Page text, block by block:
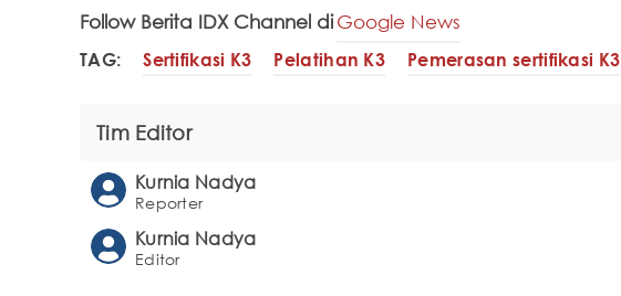
Follow Berita IDX Channel diGoogle News
TAG: Sertifikasi K3 Pelatihan K3 Pemerasan sertifikasi K3
Tim Editor
Kurnia Nadya
Reporter
Kurnia Nadya
Editor